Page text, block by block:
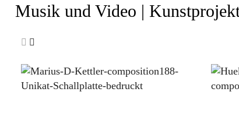
Musik und Video |